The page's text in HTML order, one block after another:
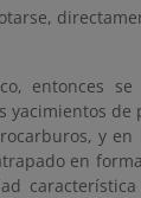
entonces se
yacimientos de
y
en